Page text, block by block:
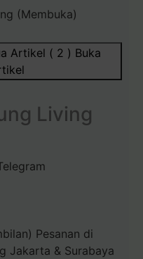
(Membuka)
Artikel ( 2 ) Buka
Living
Pesanan di
Jakarta & Surabaya